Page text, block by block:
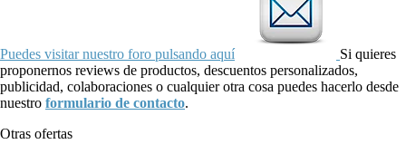
Puedes visitar nuestro foro pulsando aquí
Si quieres
proponernos reviews de productos, descuentos personalizados,
publicidad, colaboraciones o cualquier otra cosa puedes hacerlo desde
nuestro formulario de contacto.
Otras ofertas